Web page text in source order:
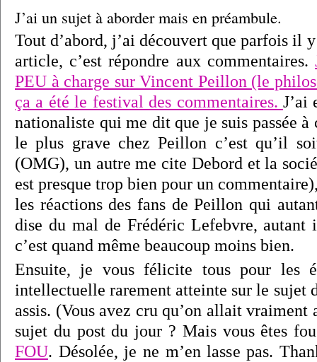
J’ai un sujet à aborder mais en préambule.
Tout d’abord, j’ai découvert que parfois il
article, c’est répondre aux commentaires.
PEU à charge sur Vincent Peillon (le
ça a été le festival des commentaires. J’ai
nationaliste qui me dit que je suis passée à
le plus grave chez Peillon c’est qu’il
(OMG), un autre me cite Debord et la
est presque trop bien pour un
les réactions des fans de Peillon qui
dise du mal de Frédéric Lefebvre, autant
c’est quand même beaucoup moins bien.
Ensuite, je vous félicite tous pour les
intellectuelle rarement atteinte sur le sujet
assis. (Vous avez cru qu’on allait
sujet du post du jour ? Mais vous êtes
FOU. Désolée, je ne m’en lasse pas.